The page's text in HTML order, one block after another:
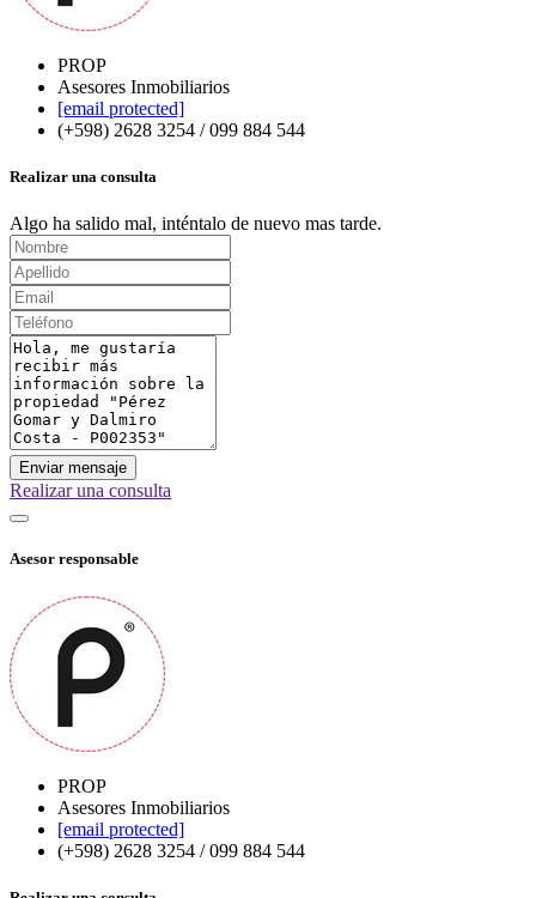
PROP
Asesores Inmobiliarios
[email protected]
(+598) 2628 3254 / 099 884 544
Realizar una consulta
Algo ha salido mal, inténtalo de nuevo mas tarde.
Enviar mensaje
Realizar una consulta
Asesor responsable
PROP
Asesores Inmobiliarios
[email protected]
(+598) 2628 3254 / 099 884 544